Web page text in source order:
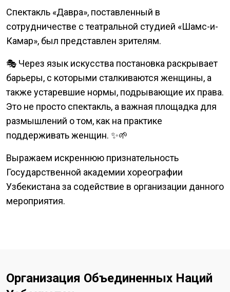
Спектакль «Давра», поставленный в
сотрудничестве с театральной студией «Шамс-и-
Камар», был представлен зрителям.
🎭 Через язык искусства постановка раскрывает
барьеры, с которыми сталкиваются женщины, а
также устаревшие нормы, подрывающие их права.
Это не просто спектакль, а важная площадка для
размышлений о том, как на практике
поддерживать женщин. ✨🌱
Выражаем искреннюю признательность
Государственной академии хореографии
Узбекистана за содействие в организации данного
мероприятия.
Организация Объединенных Наций